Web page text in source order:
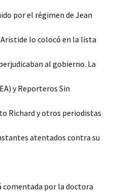
por el régimen de Jean
lo colocó en la lista
al gobierno. La
y Reporteros Sin
Richard y otros periodistas
atentados contra su
comentada por la doctora